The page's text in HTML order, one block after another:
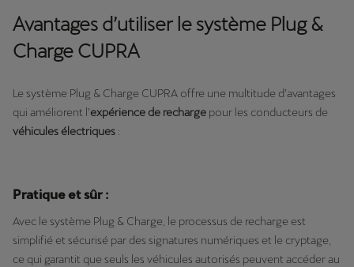
Avantages d’utiliser le système Plug &
Charge CUPRA
Le système Plug & Charge CUPRA offre une multitude d’avantages
qui améliorent l’expérience de recharge pour les conducteurs de
véhicules électriques :
Pratique et sûr :
Avec le système Plug & Charge, le processus de recharge est
simplifié et sécurisé par des signatures numériques et le cryptage,
ce qui garantit que seuls les véhicules autorisés peuvent accéder au